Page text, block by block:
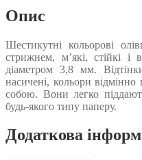
Опис
Шестикутні кольорові
стрижнем, м’які, стійкі і
діаметром 3,8 мм.
насичені, кольори
собою. Вони легко
будь-якого типу паперу.
Додаткова